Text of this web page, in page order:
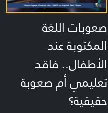
صعوبات اللغة
المكتوبة عند
الأطفال.. فاقد
تعليمي أم صعوبة
حقيقية؟